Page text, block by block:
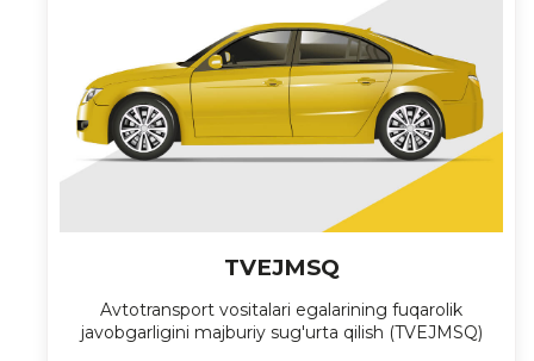
TVEJMSQ
Avtotransport vositalari egalarining fuqarolik
javobgarligini majburiy sug'urta qilish (TVEJMSQ)